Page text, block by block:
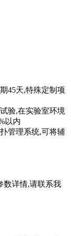
45天,特殊定制项
验,在实验室环境
以内
管理系统,可将辅
数详情,请联系我